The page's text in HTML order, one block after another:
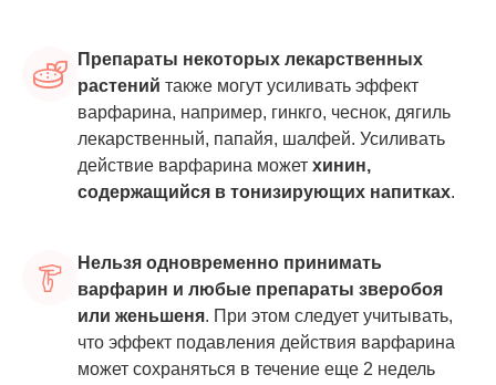
Препараты некоторых лекарственных
растений также могут усиливать эффект
варфарина, например, гинкго, чеснок, дягиль
лекарственный, папайя, шалфей. Усиливать
действие варфарина может хинин,
содержащийся в тонизирующих напитках.
Нельзя одновременно принимать
варфарин и любые препараты зверобоя
или женьшеня. При этом следует учитывать,
что эффект подавления действия варфарина
может сохраняться в течение еще 2 недель